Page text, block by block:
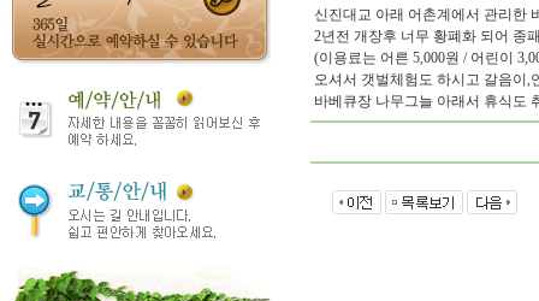
신진대교 아래 어촌계에서 관리한
2년전 개장후 너무 황폐화 되어 종
(이용료는 어른 5,000원 / 어린이
오셔서 갯벌체험도 하시고 갈음이
바베큐장 나무그늘 아래서 휴식도